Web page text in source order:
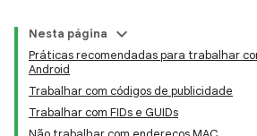
Nesta página
Práticas recomendadas para trabalhar
Android
Trabalhar com códigos de publicidade
Trabalhar com FIDs e GUIDs